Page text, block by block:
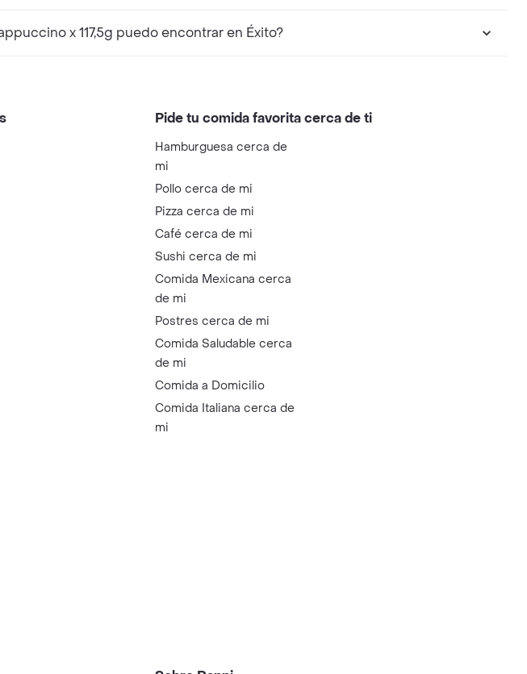
x 117,5g puedo encontrar en Éxito?
Pide tu comida favorita cerca de ti
Hamburguesa cerca de
mi
Pollo cerca de mi
Pizza cerca de mi
Café cerca de mi
Sushi cerca de mi
Comida Mexicana cerca
de mi
Postres cerca de mi
Comida Saludable cerca
de mi
Comida a Domicilio
Comida Italiana cerca de
mi